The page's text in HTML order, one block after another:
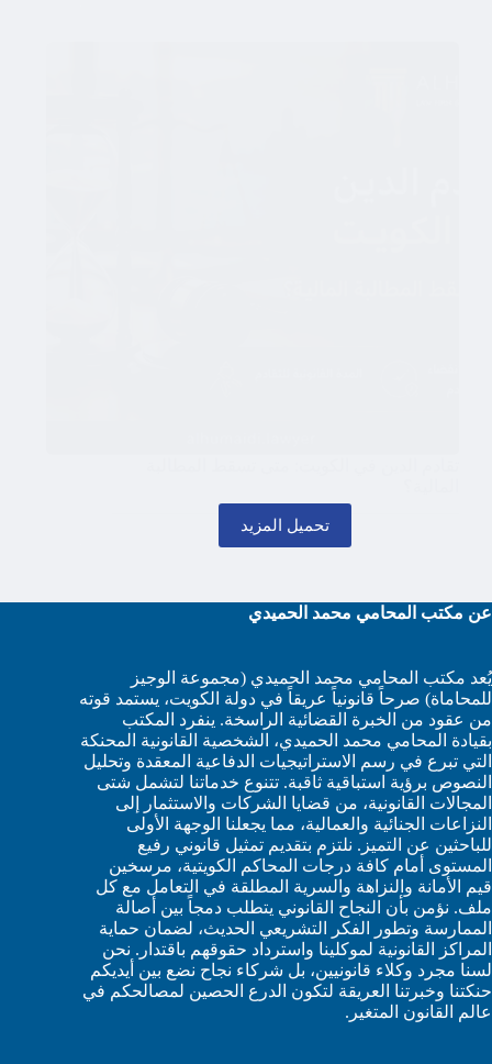
تحميل المزيد
عن مكتب المحامي محمد الحميدي
يُعد مكتب المحامي محمد الحميدي (مجموعة الوجيز
للمحاماة) صرحاً قانونياً عريقاً في دولة الكويت، يستمد قوته
من عقود من الخبرة القضائية الراسخة. ينفرد المكتب
بقيادة المحامي محمد الحميدي، الشخصية القانونية المحنكة
التي تبرع في رسم الاستراتيجيات الدفاعية المعقدة وتحليل
النصوص برؤية استباقية ثاقبة. تتنوع خدماتنا لتشمل شتى
المجالات القانونية، من قضايا الشركات والاستثمار إلى
النزاعات الجنائية والعمالية، مما يجعلنا الوجهة الأولى
للباحثين عن التميز. نلتزم بتقديم تمثيل قانوني رفيع
المستوى أمام كافة درجات المحاكم الكويتية، مرسخين
قيم الأمانة والنزاهة والسرية المطلقة في التعامل مع كل
ملف. نؤمن بأن النجاح القانوني يتطلب دمجاً بين أصالة
الممارسة وتطور الفكر التشريعي الحديث، لضمان حماية
المراكز القانونية لموكلينا واسترداد حقوقهم باقتدار. نحن
لسنا مجرد وكلاء قانونيين، بل شركاء نجاح نضع بين أيديكم
حنكتنا وخبرتنا العريقة لتكون الدرع الحصين لمصالحكم في
عالم القانون المتغير.